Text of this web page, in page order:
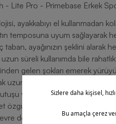
Lite Pro - Primebase Erkek
ayakkabıyı el kullanmadan
temposuna uyum sağlayarak
ayağınızın şeklini alarak
süreli kullanımda bile
gelen şokları emerek
uzun süreli kullanımlarda konfor
ve kaymayı önleyici
özgürlüğü vadeder.
dostu bir üretim anlayışını